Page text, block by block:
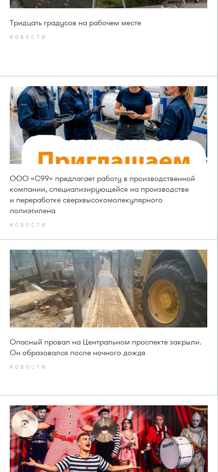
Тридцать градусов на рабочем месте
НОВОСТИ
ООО «С99» предлагает работу в производственной
компании, специализирующейся на производстве
и переработке сверхвысокомолекулярного
полиэтилена
НОВОСТИ
Опасный провал на Центральном проспекте закрыли.
Он образовался после ночного дождя
НОВОСТИ